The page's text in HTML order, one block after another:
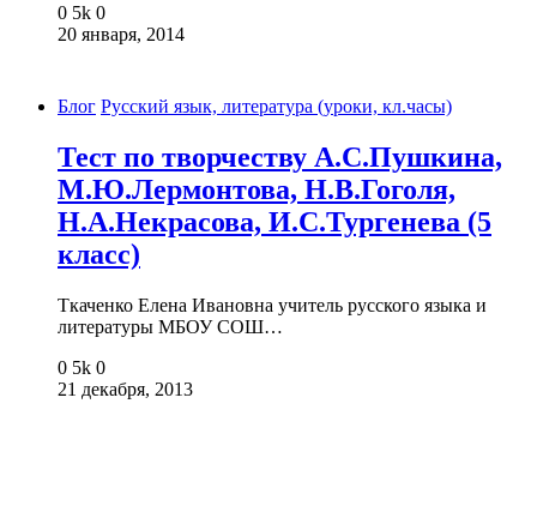
0 5k 0
20 января, 2014
Блог Русский язык, литература (уроки, кл.часы)
Тест по творчеству А.С.Пушкина,
М.Ю.Лермонтова, Н.В.Гоголя,
Н.А.Некрасова, И.С.Тургенева (5
класс)
Ткаченко Елена Ивановна учитель русского языка и
литературы МБОУ СОШ…
0 5k 0
21 декабря, 2013